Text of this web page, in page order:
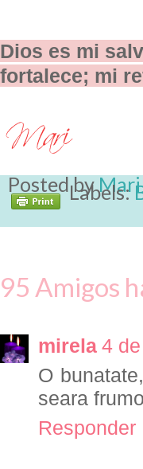
Dios es mi
fortalece; mi
Posted byLabels:
95 Amigos
mirela 4
O
seara
Responder